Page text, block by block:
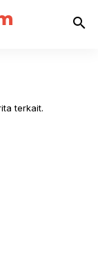
search
terkait.